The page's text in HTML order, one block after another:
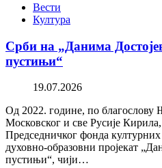
Вести
Култура
Срби на „Данима
пустињи“
19.07.2026
Од 2022. године, по благослову
Московског и све Русије
Председничког фонда културних
духовно-образовни пројекат
пустињи“, чији…